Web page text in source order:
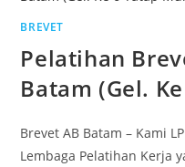
BREVET
Pelatihan
Batam (Gel.
Brevet AB Batam – Kami
Lembaga Pelatihan Kerja